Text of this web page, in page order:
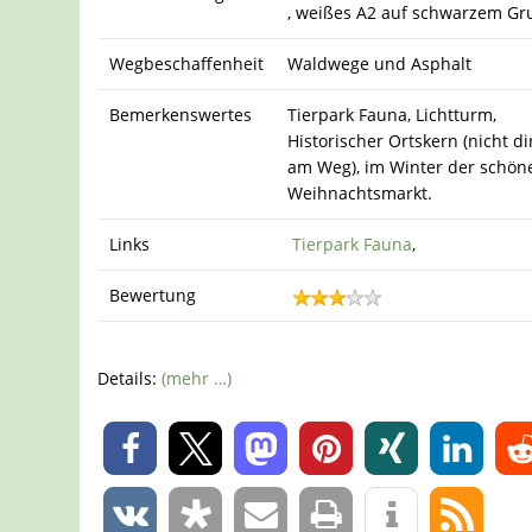
, weißes A2 auf schwarzem
Wegbeschaffenheit Waldwege und Asphalt
Bemerkenswertes
Tierpark Fauna, Lichtturm,
Historischer Ortskern (nicht
am Weg), im Winter der
Weihnachtsmarkt.
Links Tierpark Fauna,
Bewertung
Details:(mehr …)
0
0